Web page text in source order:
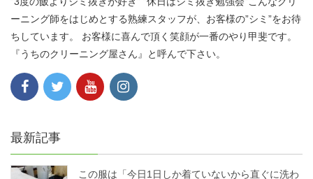
ーニング師をはじめとする熟練スタッフが、お客様の”シミ”をお待
ちしています。 お客様に喜んで頂く笑顔が一番のやり甲斐です。
『うちのクリーニング屋さん』と呼んで下さい。
最新記事
この服は「今日1日しか着ていないから直ぐに洗わ